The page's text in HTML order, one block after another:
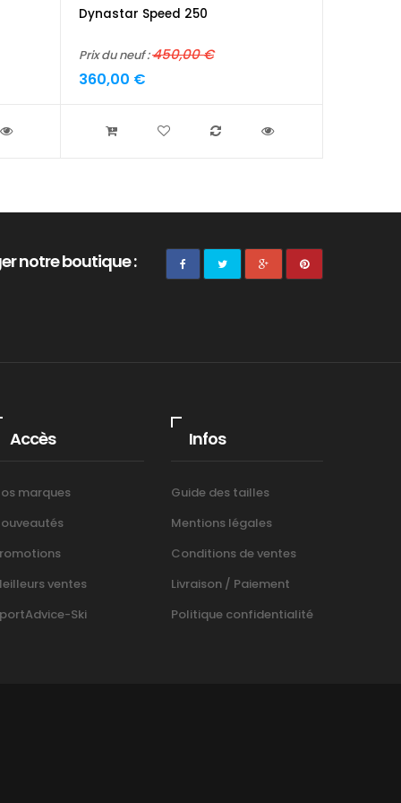
Dynastar Speed 250
Prix du neuf :450,00 €
360,00 €
notre boutique :
Accès
marques
ventes
Ski
Infos
Guide des tailles
Mentions légales
Conditions de ventes
Livraison / Paiement
Politique confidentialité